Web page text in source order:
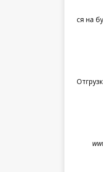
ся на
г.
тел.